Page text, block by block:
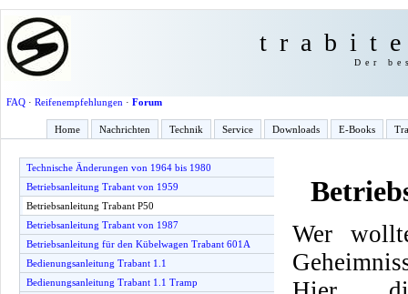
Der
FAQ· Reifenempfehlungen · Forum
Home Nachrichten Technik Service Downloads E-Books
Technische Änderungen von 1964 bis 1980
Betriebsanleitung Trabant von 1959
Betriebsanleitung Trabant P50
Betriebsanleitung Trabant von 1987
Betriebsanleitung für den Kübelwagen Trabant 601A
Bedienungsanleitung Trabant 1.1
Bedienungsanleitung Trabant 1.1 Tramp
Wer